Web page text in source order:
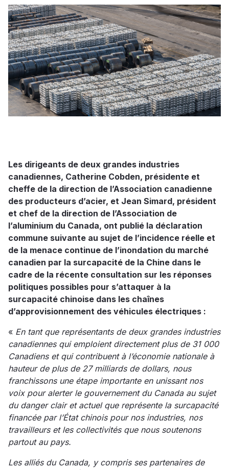
Les dirigeants de deux grandes industries
canadiennes, Catherine Cobden, présidente et
cheffe de la direction de l’Association canadienne
des producteurs d’acier, et Jean Simard, président
et chef de la direction de l’Association de
l’aluminium du Canada, ont publié la déclaration
commune suivante au sujet de l’incidence réelle et
de la menace continue de l’inondation du marché
canadien par la surcapacité de la Chine dans le
cadre de la récente consultation sur les réponses
politiques possibles pour s’attaquer à la
surcapacité chinoise dans les chaînes
d’approvisionnement des véhicules électriques :
« En tant que représentants de deux grandes industries
canadiennes qui emploient directement plus de 31 000
Canadiens et qui contribuent à l’économie nationale à
hauteur de plus de 27 milliards de dollars, nous
franchissons une étape importante en unissant nos
voix pour alerter le gouvernement du Canada au sujet
du danger clair et actuel que représente la surcapacité
financée par l’État chinois pour nos industries, nos
travailleurs et les collectivités que nous soutenons
partout au pays.
Les alliés du Canada, y compris ses partenaires de